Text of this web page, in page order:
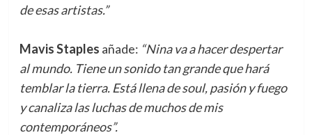
de esas artistas.”
Mavis Staples añade: “Nina va a hacer despertar
al mundo. Tiene un sonido tan grande que hará
temblar la tierra. Está llena de soul, pasión y fuego
y canaliza las luchas de muchos de mis
contemporáneos”.